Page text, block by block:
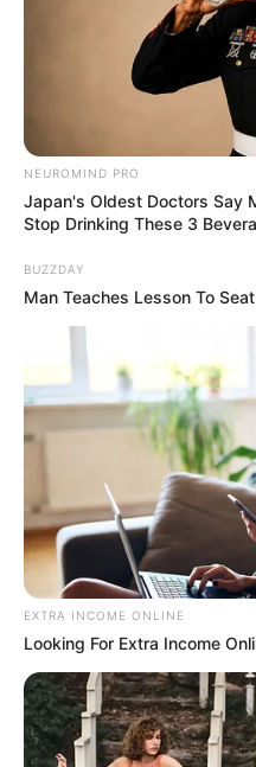
NEUROMIND PRO
Japan's Oldest Doctors Say
Stop Drinking These 3
BUZZDAY
Man Teaches Lesson To
EXTRA INCOME ONLINE
Looking For Extra Income